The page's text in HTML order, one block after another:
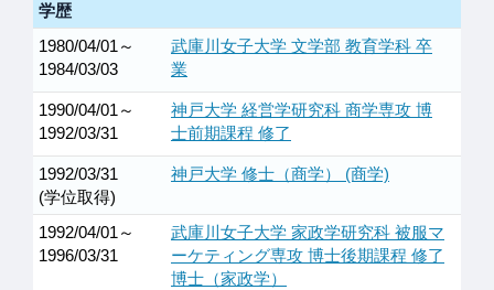
学歴
1980/04/01～
1984/03/03
武庫川女子大学 文学部 教育学科 卒
業
1990/04/01～
1992/03/31
神戸大学 経営学研究科 商学専攻 博
士前期課程 修了
1992/03/31
(学位取得)
神戸大学 修士（商学） (商学)
1992/04/01～
1996/03/31
武庫川女子大学 家政学研究科 被服マ
ーケティング専攻 博士後期課程 修了
博士（家政学）